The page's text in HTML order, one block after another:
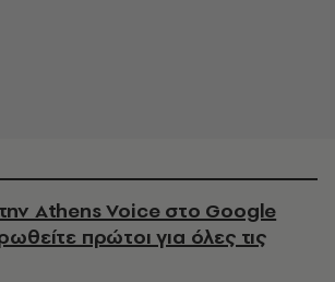
Athens Voice στο Google
πρώτοι για όλες τις